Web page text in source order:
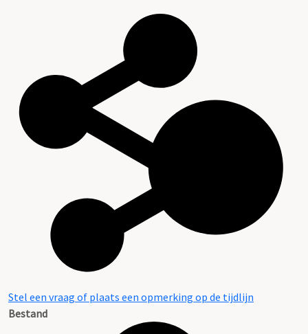
Stel een vraag of plaats een opmerking op de tijdlijn
Bestand